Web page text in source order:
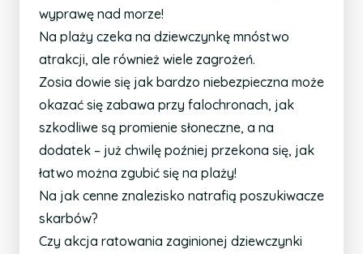
wyprawę nad morze!
Na plaży czeka na dziewczynkę mnóstwo
atrakcji, ale również wiele zagrożeń.
Zosia dowie się jak bardzo niebezpieczna może
okazać się zabawa przy falochronach, jak
szkodliwe są promienie słoneczne, a na
dodatek – już chwilę poźniej przekona się, jak
łatwo można zgubić się na plaży!
Na jak cenne znalezisko natrafią poszukiwacze
skarbów?
Czy akcja ratowania zaginionej dziewczynki